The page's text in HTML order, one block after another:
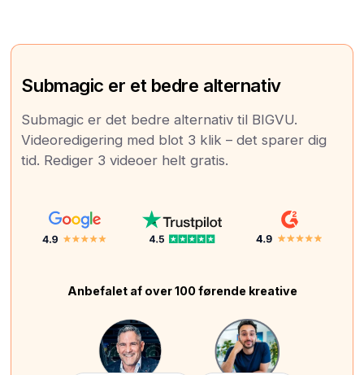
Submagic er et bedre alternativ
Submagic er det bedre alternativ til BIGVU.
Videoredigering med blot 3 klik – det sparer dig
tid. Rediger 3 videoer helt gratis.
Anbefalet af over 100 førende kreative